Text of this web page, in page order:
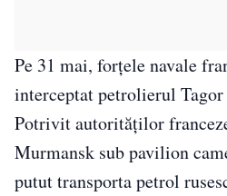
Pe 31 mai, forțele navale
interceptat petrolierul
Potrivit autorităților
Murmansk sub pavilion
putut transporta petrol